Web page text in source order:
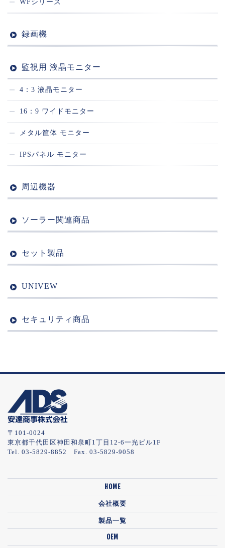
WFシリーズ
録画機
監視用 液晶モニター
4：3 液晶モニター
16：9 ワイドモニター
メタル筐体 モニター
IPSパネル モニター
周辺機器
ソーラー関連商品
セット製品
UNIVEW
セキュリティ商品
〒101-0024
東京都千代田区神田和泉町1丁目12-6一光ビル1F
Tel. 03-5829-8852 Fax. 03-5829-9058
HOME
会社概要
製品一覧
OEM